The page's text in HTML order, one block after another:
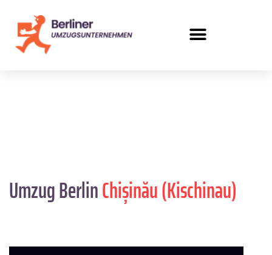
Umzug BerlinChișinău (Kischinau)